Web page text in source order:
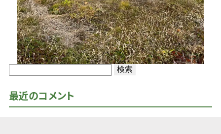
最近のコメント